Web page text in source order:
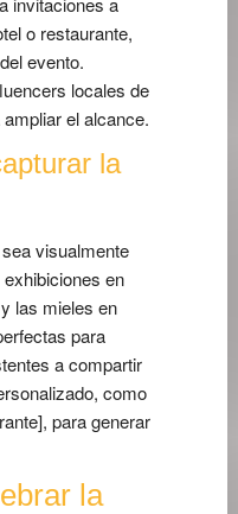
o restaurante,
evento.
locales de
el alcance.
la
visualmente
en
las mieles en
para
a compartir
como
para generar
la